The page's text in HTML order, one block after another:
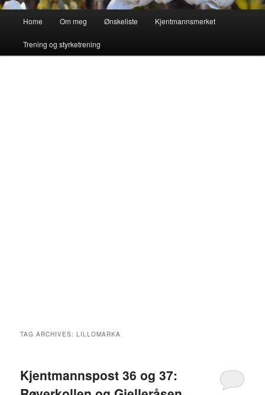
Home Om meg Ønskeliste Kjentmannsmerket
Trening og styrketrening
TAG ARCHIVES:LILLOMARKA
Kjentmannspost 36 og 37: